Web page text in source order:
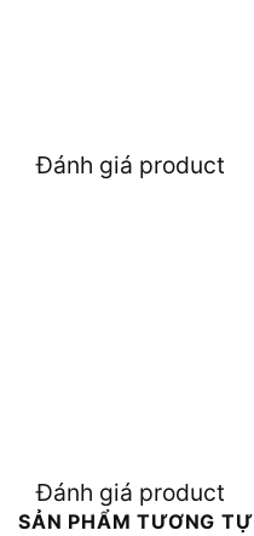
Đánh giá product
Đánh giá product
SẢN PHẨM TƯƠNG TỰ